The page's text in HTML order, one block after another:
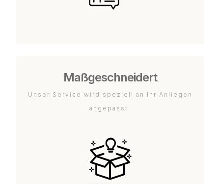
Maßgeschneidert
Unser Service wird speziell an Ihr Anliegen
angepasst.